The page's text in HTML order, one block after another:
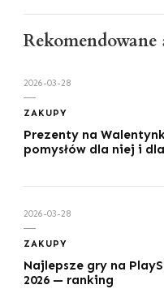
2026-03-28
ZAKUPY
Prezenty na
pomysłów dla niej i
2026-03-28
ZAKUPY
Najlepsze gry na
2026 — ranking